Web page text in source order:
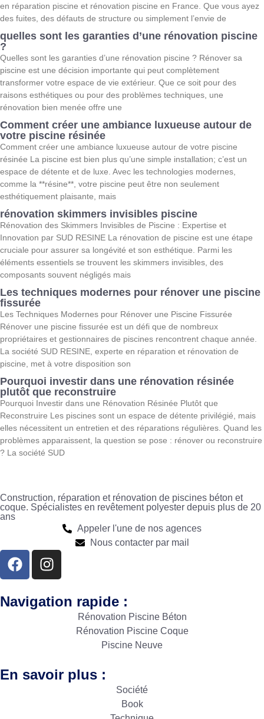
en réparation piscine et rénovation piscine en France. Que vous ayez
des fuites, des défauts de structure ou simplement l’envie de
quelles sont les garanties d’une rénovation piscine
?
Quelles sont les garanties d’une rénovation piscine ? Rénover sa
piscine est une décision importante qui peut complètement
transformer votre espace de vie extérieur. Que ce soit pour des
raisons esthétiques ou pour des problèmes techniques, une
rénovation bien menée offre une
Comment créer une ambiance luxueuse autour de
votre piscine résinée
Comment créer une ambiance luxueuse autour de votre piscine
résinée La piscine est bien plus qu’une simple installation; c’est un
espace de détente et de luxe. Avec les technologies modernes,
comme la **résine**, votre piscine peut être non seulement
esthétiquement plaisante, mais
rénovation skimmers invisibles piscine
Rénovation des Skimmers Invisibles de Piscine : Expertise et
Innovation par SUD RESINE La rénovation de piscine est une étape
cruciale pour assurer sa longévité et son esthétique. Parmi les
éléments essentiels se trouvent les skimmers invisibles, des
composants souvent négligés mais
Les techniques modernes pour rénover une piscine
fissurée
Les Techniques Modernes pour Rénover une Piscine Fissurée
Rénover une piscine fissurée est un défi que de nombreux
propriétaires et gestionnaires de piscines rencontrent chaque année.
La société SUD RESINE, experte en réparation et rénovation de
piscine, met à votre disposition son
Pourquoi investir dans une rénovation résinée
plutôt que reconstruire
Pourquoi Investir dans une Rénovation Résinée Plutôt que
Reconstruire Les piscines sont un espace de détente privilégié, mais
elles nécessitent un entretien et des réparations régulières. Quand les
problèmes apparaissent, la question se pose : rénover ou reconstruire
? La société SUD
Construction, réparation et rénovation de piscines béton et
coque. Spécialistes en revêtement polyester depuis plus de 20
ans
Appeler l'une de nos agences
Nous contacter par mail
Navigation rapide :
Rénovation Piscine Béton
Rénovation Piscine Coque
Piscine Neuve
En savoir plus :
Société
Book